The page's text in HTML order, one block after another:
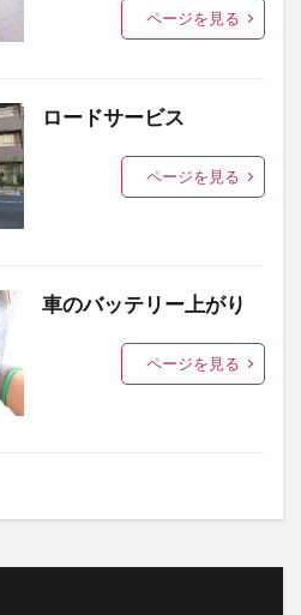
ページを見る
ロードサービス
ページを見る
車のバッテリー上がり
ページを見る